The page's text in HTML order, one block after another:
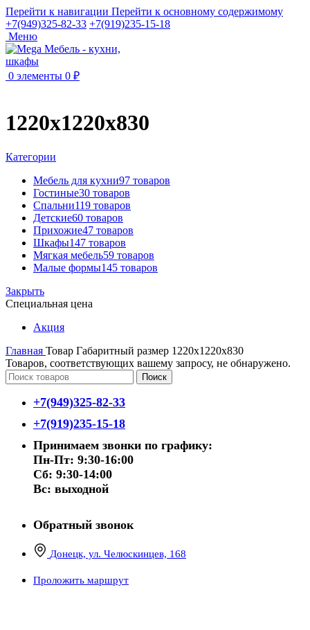
Перейти к навигации Перейти к основному содержимому
+7(949)325-82-33 +7(919)235-15-18
Меню
0 элементы 0 ₽
1220х1220х830
Категории
Мебель для кухни97 товаров
Гостиные30 товаров
Спальни119 товаров
Детские60 товаров
Прихожие47 товаров
Шкафы147 товаров
Мягкая мебель59 товаров
Малые формы145 товаров
Закрыть
Специальная цена
Акция
Главная Товар Габаритный размер 1220х1220х830
Товаров, соответствующих вашему запросу, не обнаружено.
Поиск
+7(949)325-82-33
+7(919)235-15-18
Принимаем звонки по графику:
Пн-Пт: 9:30-16:00
Сб: 9:30-14:00
Вс: выходной
Обратный звонок
Донецк, ул. Челюскинцев, 168
Проложить маршрут